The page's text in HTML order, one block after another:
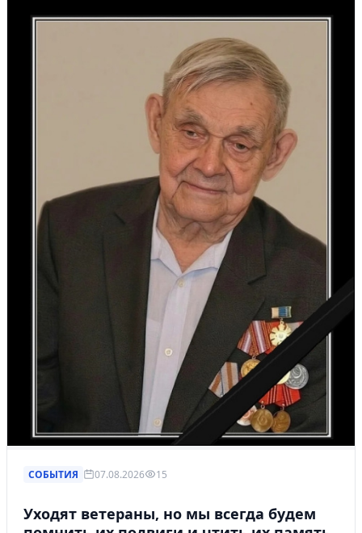
СОБЫТИЯ 07.08.2026 15
Уходят ветераны, но мы всегда будем